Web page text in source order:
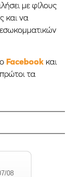
με φίλους
και να
Facebookκαι
τα